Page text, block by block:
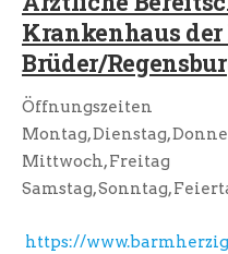
Krankenhaus
Brüder/
Öffnungszeiten
Montag, Dienstag,
Mittwoch, Freitag
Samstag, Sonntag,
https://